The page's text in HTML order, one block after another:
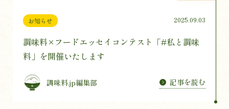
お知らせ 2025.09.03
調味料×フードエッセイコンテスト「#私と調味
料」を開催いたします
調味料.jp編集部 記事を読む